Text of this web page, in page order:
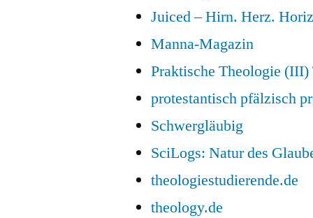
Juiced – Hirn. Herz.
Manna-Magazin
Praktische Theologie (III)
protestantisch pfälzisch
Schwergläubig
SciLogs: Natur des
theologiestudierende.de
theology.de